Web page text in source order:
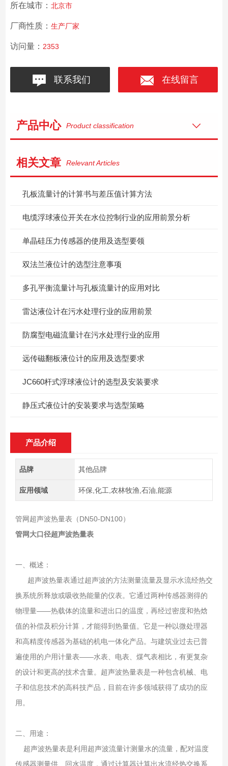
所在城市： 北京市
厂商性质： 生产厂家
访问量： 2353
联系我们 在线留言
产品中心 Product classification
相关文章 Relevant Articles
孔板流量计的计算书与差压值计算方法
电缆浮球液位开关在水位控制行业的应用前景分析
单晶硅压力传感器的使用及选型要领
双法兰液位计的选型注意事项
多孔平衡流量计与孔板流量计的应用对比
雷达液位计在污水处理行业的应用前景
防腐型电磁流量计在污水处理行业的应用
远传磁翻板液位计的应用及选型要求
JC660杆式浮球液位计的选型及安装要求
静压式液位计的安装要求与选型策略
产品介绍
品牌 其他品牌
应用领域 环保,化工,农林牧渔,石油,能源
管网超声波热量表（DN50-DN100）
管网大口径超声波热量表
一、概述：
超声波热量表通过超声波的方法测量流量及显示水流经热交
换系统所释放或吸收热能量的仪表。它通过两种传感器测得的
物理量——热载体的流量和进出口的温度，再经过密度和热焓
值的补偿及积分计算，才能得到热量值。它是一种以微处理器
和高精度传感器为基础的机电一体化产品。与建筑业过去已普
遍使用的户用计量表——水表、电表、煤气表相比，有更复杂
的设计和更高的技术含量。超声波热量表是一种包含机械、电
子和信息技术的高科技产品，目前在许多领域获得了成功的应
用。
二、用途：
超声波热量表是利用超声波流量计测量水的流量，配对温度
传感器测量供、回水温度，通过计算器计算出水流经热交换系